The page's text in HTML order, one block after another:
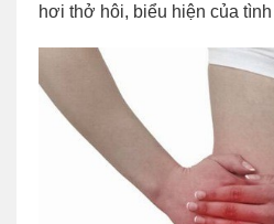
hơi thở hôi, biểu hiện của